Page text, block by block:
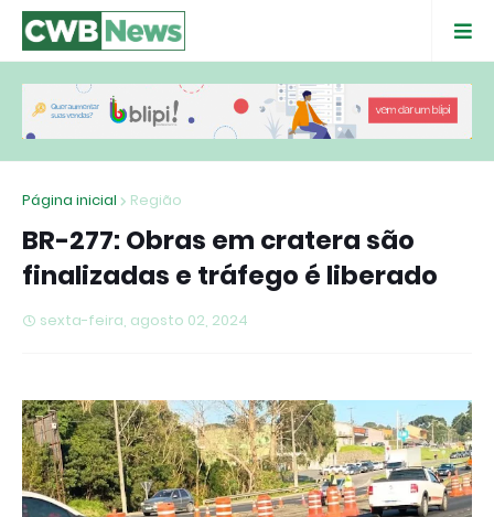
Página inicial Região
BR-277: Obras em cratera são
finalizadas e tráfego é liberado
sexta-feira, agosto 02, 2024